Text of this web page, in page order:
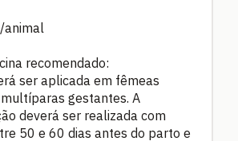
animal
recomendado:
ser aplicada em fêmeas
gestantes. A
deverá ser realizada com
50 e 60 dias antes do parto e